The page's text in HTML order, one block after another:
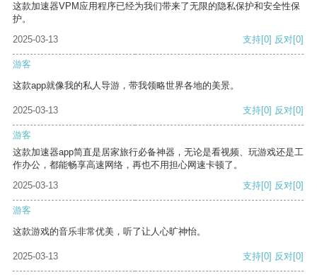
这款加速器VPM应用程序已经为我们带来了无限的隐私保护和安全性保
护。
2025-03-13
支持[0] 反对[0]
游客
这款app就像我的私人导游，带我领略世界各地的美景。
2025-03-13 支持[0] 反对[0]
游客
这款加速器app简直是居家旅行必备神器，无论是看视频、玩游戏还是工
作办公，都能畅享高速网络，再也不用担心网速卡顿了。
2025-03-13
支持[0] 反对[0]
游客
这款游戏的音乐非常优美，听了让人心旷神怡。
2025-03-13 支持[0] 反对[0]